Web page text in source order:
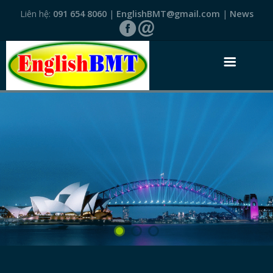
Liên hệ: 091 654 8060| EnglishBMT@gmail.com | News
GIỚI THIỆU
VĂN BẰNG